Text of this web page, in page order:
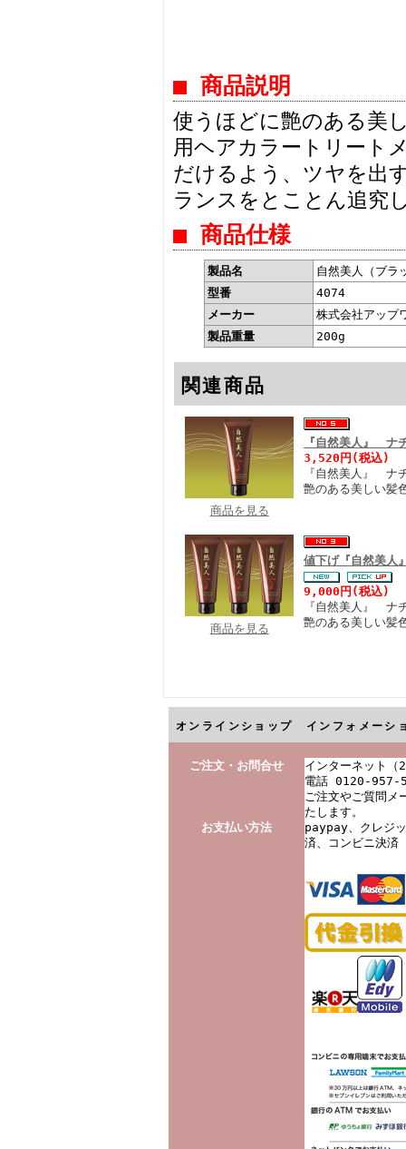
■ 商品説明
使うほどに艶のある美
用ヘアカラートリート
だけるよう、ツヤを出
ランスをとことん追究
■ 商品仕様
製品名
自然美人（ブラ
型番
4074
メーカー
株式会社アップ
製品重量
200g
関連商品
商品を見る
『自然美人』 ナ
3,520円(税込)
『自然美人』 ナ
艶のある美しい髪
商品を見る
値下げ『自然美人
9,000円(税込)
『自然美人』 ナ
艶のある美しい髪
オンラインショップ インフォメーシ
ご注文・お問合せ
インターネット（
電話 0120-957-
ご注文やご質問メ
たします。
お支払い方法
paypay、クレジ
済、コンビニ決済